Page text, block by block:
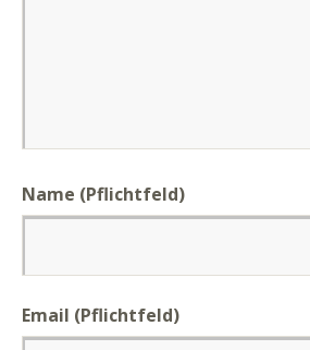
Name (Pflichtfeld)
Email (Pflichtfeld)